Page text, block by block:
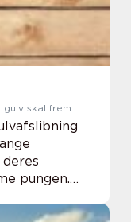
i dit gulv skal frem
pungen.